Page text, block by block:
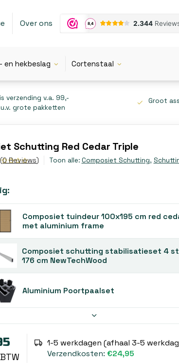
Over ons
en hekbeslag Cortenstaal
verzending v.a. 99,-
grote pakketten
Groot
Schutting Red Cedar Triple
(0 Reviews) Toon alle: Composiet Schutting,
Composiet tuindeur 100x195 cm red
met aluminium frame
Composiet schutting stabilisatieset 4
176 cm NewTechWood
Aluminium Poortpaalset
1-5 werkdagen (afhaal 3-5
Verzendkosten: €24,95